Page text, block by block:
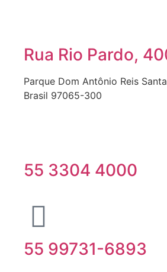
Rua Rio Pardo,
Parque Dom Antônio Reis
Brasil 97065-300
55 3304 4000
55 99731-6893